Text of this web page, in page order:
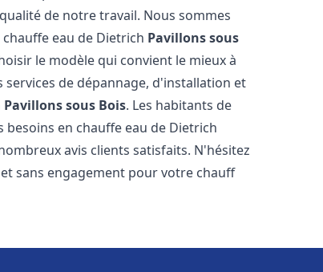
de notre travail. Nous sommes
eau de Dietrich Pavillons sous
le modèle qui convient le mieux à
de dépannage, d'installation et
Pavillons sous Bois. Les habitants de
en chauffe eau de Dietrich
avis clients satisfaits. N'hésitez
sans engagement pour votre chauff